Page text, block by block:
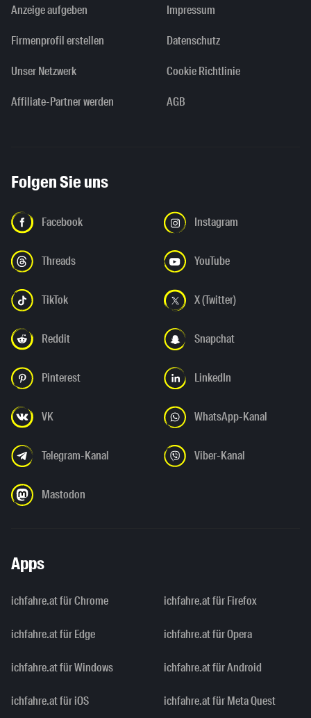
Anzeige aufgeben
Firmenprofil erstellen
Unser Netzwerk
Affiliate-Partner werden
Impressum
Datenschutz
Cookie Richtlinie
AGB
Folgen Sie uns
Facebook Instagram
Threads YouTube
TikTok X (Twitter)
Reddit Snapchat
Pinterest LinkedIn
VK WhatsApp-Kanal
Telegram-Kanal Viber-Kanal
Mastodon
Apps
ichfahre.at für Chrome ichfahre.at für Firefox
ichfahre.at für Edge ichfahre.at für Opera
ichfahre.at für Windows ichfahre.at für Android
ichfahre.at für iOS ichfahre.at für Meta Quest